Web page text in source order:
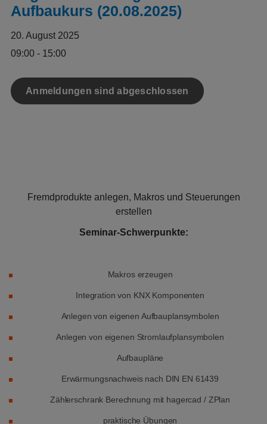
Aufbaukurs (20.08.2025)
20. August 2025
09:00 - 15:00
Anmeldungen sind abgeschlossen
Fremdprodukte anlegen, Makros und Steuerungen
erstellen
Seminar-Schwerpunkte:
Makros erzeugen
Integration von KNX Komponenten
Anlegen von eigenen Aufbauplansymbolen
Anlegen von eigenen Stromlaufplansymbolen
Aufbaupläne
Erwärmungsnachweis nach DIN EN 61439
Zählerschrank Berechnung mit hagercad / ZPlan
praktische Übungen